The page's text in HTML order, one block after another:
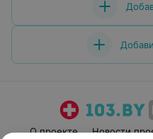
О проекте Новости